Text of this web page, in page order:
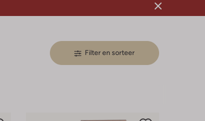
Filter en sorteer